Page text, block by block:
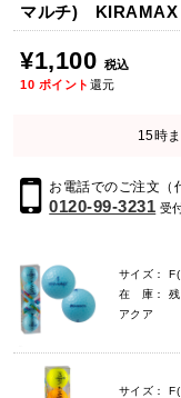
マルチ) KIRAMAX
¥1,100 税込
10 ポイント 還元
15時
お電話でのご注文（
0120-99-3231 受
サイズ：
在 庫： 残
アクア
サイズ：